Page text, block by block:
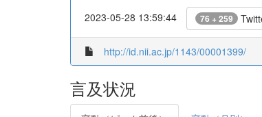
2023-05-28 13:59:44 76 + 259
http://id.nii.ac.jp/1143/00001399/
言及状況